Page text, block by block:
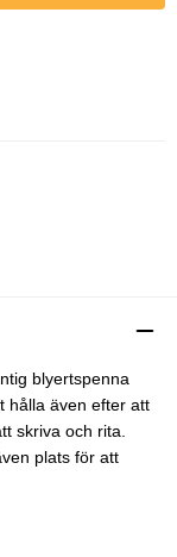
blyertspenna
hålla även efter att
skriva och rita.
plats för att